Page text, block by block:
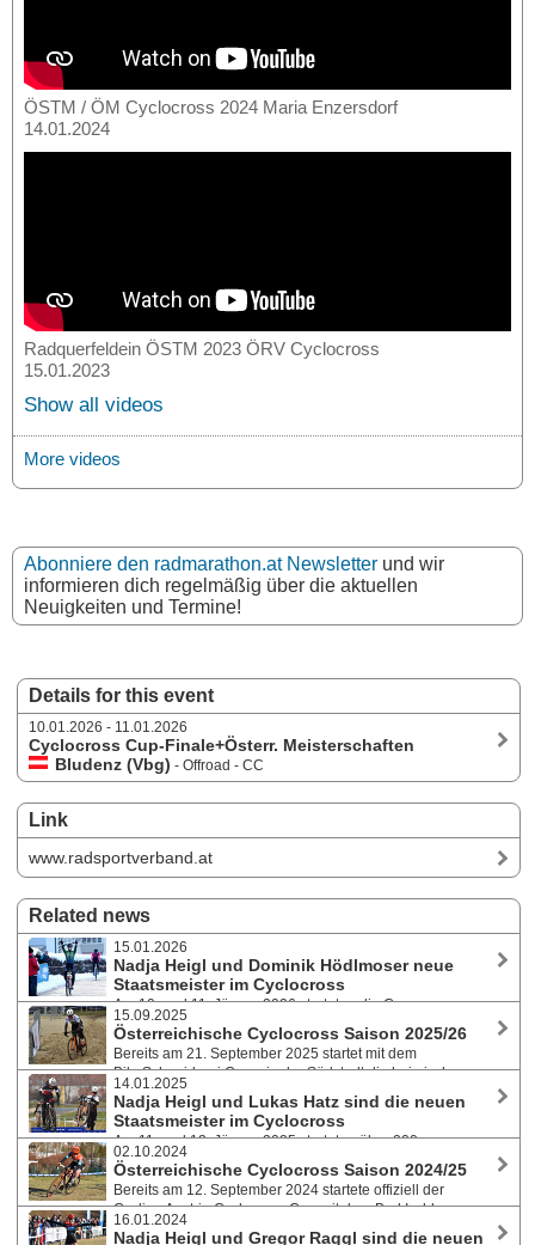
Details for this event
10.01.2026 - 11.01.2026
Cyclocross Cup-Finale+Österr. Meisterschaften
Bludenz (Vbg) - Offroad - CC
Link
www.radsportverband.at
Related news
15.01.2026
Nadja Heigl und Dominik Hödlmoser neue
Staatsmeister im Cyclocross
Am 10. und 11. Jänner 2026 starteten die Cross-
Athlet:innen bei winterlichen Bedingungen in Bludenz/Vorarlberg beim
Finale des Cycling Austria Cyclocross Cup 2025/26 und bei den
österreichischen Querfeldein-Meisterschaften in spannende Rennen.
15.09.2025
Österreichische Cyclocross Saison 2025/26
Bereits am 21. September 2025 startet mit dem
BikeSchneiderei Cross in der Südstadt die heimische
Querfeldein-Saison und damit offiziell der diesjährige Cycling Austria
Cyclocross Cup. Am Programm stehen insgesamt 17 Rennen und im
Jänner 2026 die Österreichischen Staatsmeisterschaften.
14.01.2025
Nadja Heigl und Lukas Hatz sind die neuen
Staatsmeister im Cyclocross
Am 11. und 12. Jänner 2025 starteten über 200
Athlet:innen in Maria Enzersdorf/Südstadt beim Finale des Cycling
Austria Cyclocross Cup und bei den österreichischen Querfeldein-
Meisterschaften in spannende Rennen. Mit Bildergalerien.
02.10.2024
Österreichische Cyclocross Saison 2024/25
Bereits am 12. September 2024 startete offiziell der
Cycling Austria Cyclocross Cup mit dem Bad Ischler
Radquerfeldein. Am Programm der heimischen Querfeldein-Saison
16.01.2024
Nadja Heigl und Gregor Raggl sind die neuen
ÖSTM / ÖM Cyclocross 2024 Maria Enzersdorf
14.01.2024
Radquerfeldein ÖSTM 2023 ÖRV Cyclocross
15.01.2023
Show all videos
More videos
Abonniere den radmarathon.at Newsletter und wir
informieren dich regelmäßig über die aktuellen
Neuigkeiten und Termine!